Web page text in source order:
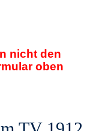
nicht den
oben